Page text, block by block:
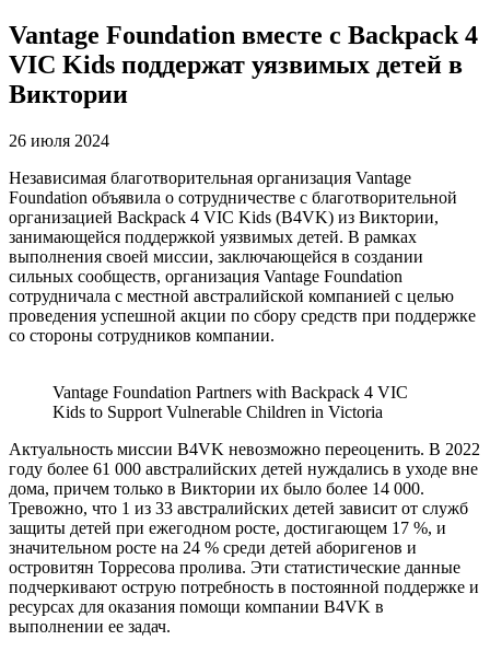
Vantage Foundation вместе с Backpack 4
VIC Kids поддержат уязвимых детей в
Виктории
26 июля 2024
Независимая благотворительная организация Vantage
Foundation объявила о сотрудничестве с благотворительной
организацией Backpack 4 VIC Kids (B4VK) из Виктории,
занимающейся поддержкой уязвимых детей. В рамках
выполнения своей миссии, заключающейся в создании
сильных сообществ, организация Vantage Foundation
сотрудничала с местной австралийской компанией с целью
проведения успешной акции по сбору средств при поддержке
со стороны сотрудников компании.
Vantage Foundation Partners with Backpack 4 VIC
Kids to Support Vulnerable Children in Victoria
Актуальность миссии B4VK невозможно переоценить. В 2022
году более 61 000 австралийских детей нуждались в уходе вне
дома, причем только в Виктории их было более 14 000.
Тревожно, что 1 из 33 австралийских детей зависит от служб
защиты детей при ежегодном росте, достигающем 17 %, и
значительном росте на 24 % среди детей аборигенов и
островитян Торресова пролива. Эти статистические данные
подчеркивают острую потребность в постоянной поддержке и
ресурсах для оказания помощи компании B4VK в
выполнении ее задач.